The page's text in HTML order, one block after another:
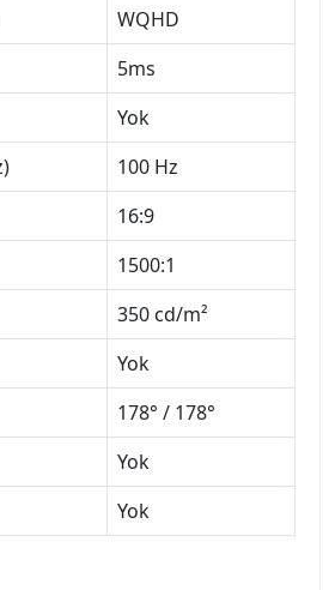
WQHD
5ms
Yok
100 Hz
16:9
1500:1
350 cd/m²
Yok
178° / 178°
Yok
Yok